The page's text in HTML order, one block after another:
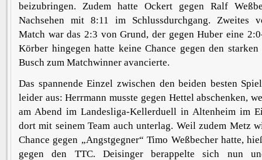
beizubringen. Zudem hatte Ockert gegen Ralf
Nachsehen mit 8:11 im Schlussdurchgang. Zweites
Match war das 2:3 von Grund, der gegen Huber eine
Körber hingegen hatte keine Chance gegen den
Busch zum Matchwinner avancierte.
Das spannende Einzel zwischen den beiden besten
leider aus: Herrmann musste gegen Hettel abschenken,
am Abend im Landesliga-Kellerduell in Altenheim im
dort mit seinem Team auch unterlag. Weil zudem Metz
Chance gegen „Angstgegner“ Timo Weßbecher hatte,
gegen den TTC. Deisinger berappelte sich nun